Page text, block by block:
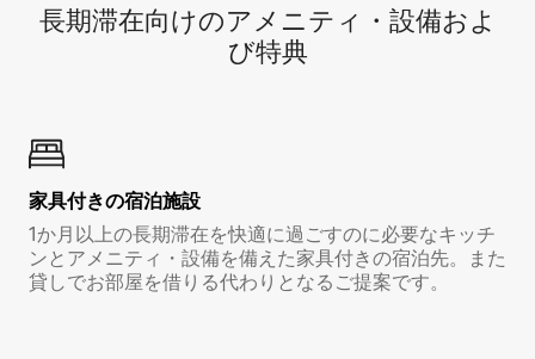
長期滞在向け⁠のア⁠メ⁠ニ⁠テ⁠ィ⁠・設⁠備⁠およ
び特⁠典
家具付き⁠の宿⁠泊⁠施⁠設
1か月以上の長期滞在を快適に過ごすのに必要なキッチ
ンとアメニティ・設備を備えた家具付きの宿泊先。また
貸しでお部屋を借りる代わりとなるご提案です。